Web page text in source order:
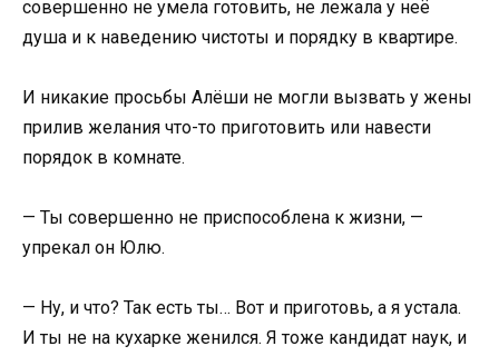
совершенно не умела готовить, не лежала у неё
душа и к наведению чистоты и порядку в квартире.
И никакие просьбы Алёши не могли вызвать у жены
прилив желания что-то приготовить или навести
порядок в комнате.
— Ты совершенно не приспособлена к жизни, —
упрекал он Юлю.
— Ну, и что? Так есть ты… Вот и приготовь, а я устала.
И ты не на кухарке женился. Я тоже кандидат наук, и